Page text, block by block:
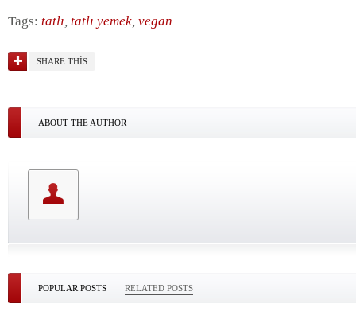
Tags: tatlı, tatlı yemek, vegan
SHARE THIS
ABOUT THE AUTHOR
POPULAR POSTS RELATED POSTS